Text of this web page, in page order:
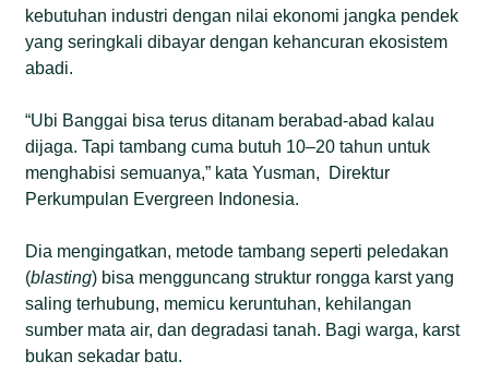
kebutuhan industri dengan nilai ekonomi jangka pendek
yang seringkali dibayar dengan kehancuran ekosistem
abadi.
“Ubi Banggai bisa terus ditanam berabad-abad kalau
dijaga. Tapi tambang cuma butuh 10–20 tahun untuk
menghabisi semuanya,” kata Yusman, Direktur
Perkumpulan Evergreen Indonesia.
Dia mengingatkan, metode tambang seperti peledakan
(blasting) bisa mengguncang struktur rongga karst yang
saling terhubung, memicu keruntuhan, kehilangan
sumber mata air, dan degradasi tanah. Bagi warga, karst
bukan sekadar batu.